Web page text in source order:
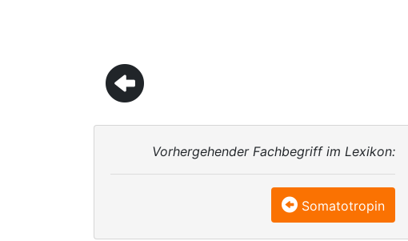
Vorhergehender Fachbegriff im Lexikon:
Somatotropin